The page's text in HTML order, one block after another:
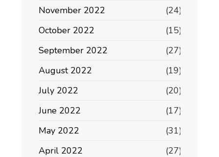
November 2022
(24)
October 2022
(15)
September 2022
(27)
August 2022
(19)
July 2022
(20)
June 2022
(17)
May 2022
(31)
April 2022
(27)